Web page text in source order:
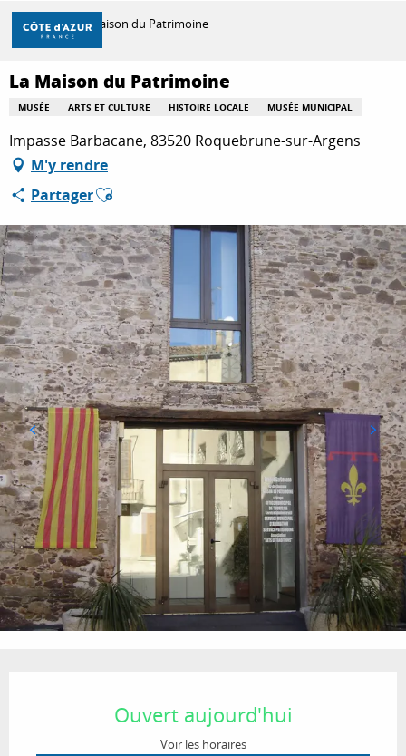
Aller
contenu
principal
DÉCOUVRIR
À FAIRE
SÉJOURNER
Accueil La Maison du Patrimoine
La Maison du Patrimoine
MUSÉE ARTS ET CULTURE HISTOIRE LOCALE MUSÉE MUNICIPAL
Impasse Barbacane, 83520 Roquebrune-sur-Argens
M'y rendre
PartagerAjouter aux favoris
Ouvert aujourd'hui
Voir les horaires